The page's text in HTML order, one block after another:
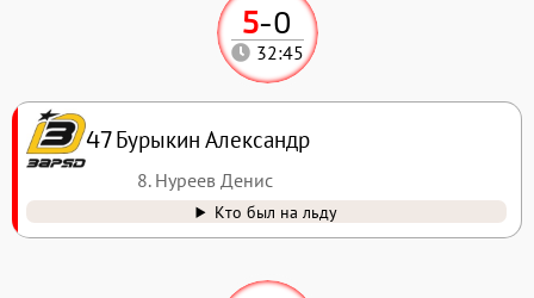
5-0
32:45
47Бурыкин Александр
8. Нуреев Денис
Кто был на льду